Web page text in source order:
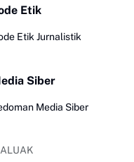
Etik
Etik Jurnalistik
Siber
Media Siber